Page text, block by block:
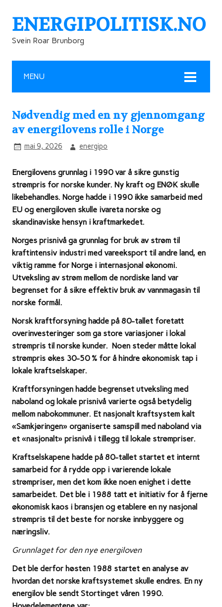
ENERGIPOLITISK.NO
Svein Roar Brunborg
MENU
Nødvendig med en ny gjennomgang
av energilovens rolle i Norge
mai 9, 2026 energipo
Energilovens grunnlag i 1990 var å sikre gunstig
strømpris for norske kunder. Ny kraft og ENØK skulle
likebehandles. Norge hadde i 1990 ikke samarbeid med
EU og energiloven skulle ivareta norske og
skandinaviske hensyn i kraftmarkedet.
Norges prisnivå ga grunnlag for bruk av strøm til
kraftintensiv industri med vareeksport til andre land, en
viktig ramme for Norge i internasjonal økonomi.
Utveksling av strøm mellom de nordiske land var
begrenset for å sikre effektiv bruk av vannmagasin til
norske formål.
Norsk kraftforsyning hadde på 80-tallet foretatt
overinvesteringer som ga store variasjoner i lokal
strømpris til norske kunder. Noen steder måtte lokal
strømpris økes 30-50 % for å hindre økonomisk tap i
lokale kraftselskaper.
Kraftforsyningen hadde begrenset utveksling med
naboland og lokale prisnivå varierte også betydelig
mellom nabokommuner. Et nasjonalt kraftsystem kalt
«Samkjøringen» organiserte samspill med naboland via
et «nasjonalt» prisnivå i tillegg til lokale strømpriser.
Kraftselskapene hadde på 80-tallet startet et internt
samarbeid for å rydde opp i varierende lokale
strømpriser, men det kom ikke noen enighet i dette
samarbeidet. Det ble i 1988 tatt et initiativ for å fjerne
økonomisk kaos i bransjen og etablere en ny nasjonal
strømpris til det beste for norske innbyggere og
næringsliv.
Grunnlaget for den nye energiloven
Det ble derfor høsten 1988 startet en analyse av
hvordan det norske kraftsystemet skulle endres. En ny
energilov ble sendt Stortinget våren 1990.